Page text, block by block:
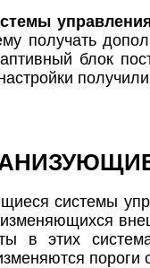
получать
блок
системы
в этих
пороги